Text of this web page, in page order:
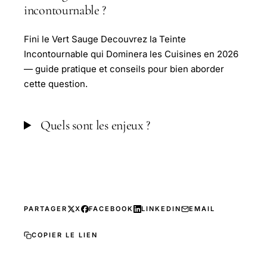
incontournable ?
Fini le Vert Sauge Decouvrez la Teinte
Incontournable qui Dominera les Cuisines en 2026
— guide pratique et conseils pour bien aborder
cette question.
Quels sont les enjeux ?
PARTAGER X FACEBOOK LINKEDIN EMAIL
COPIER LE LIEN